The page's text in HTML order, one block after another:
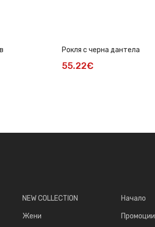
Рокля с черна дантела
55.22€
NEW COLLECTION
Жени
Начало
Промоции